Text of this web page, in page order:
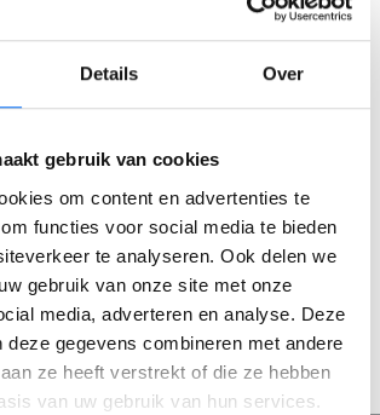
Details Over
gebruik van cookies
om content en advertenties te
functies voor social media te bieden
te analyseren. Ook delen we
gebruik van onze site met onze
media, adverteren en analyse. Deze
deze gegevens combineren met andere
ze heeft verstrekt of die ze hebben
van uw gebruik van hun services.
een donatie te doen aan AWG.
jonge boompjes worden geplant in
van de implementatie van Business
een boom cadeau als symbool van
onze social media-kanalen delen wij
over nieuwe donaties die worden